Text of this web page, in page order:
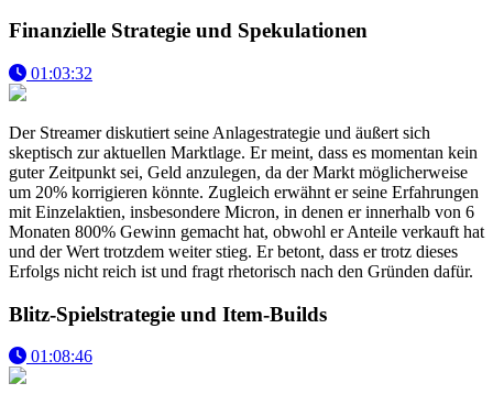
Finanzielle Strategie und Spekulationen
01:03:32
Der Streamer diskutiert seine Anlagestrategie und äußert sich
skeptisch zur aktuellen Marktlage. Er meint, dass es momentan kein
guter Zeitpunkt sei, Geld anzulegen, da der Markt möglicherweise
um 20% korrigieren könnte. Zugleich erwähnt er seine Erfahrungen
mit Einzelaktien, insbesondere Micron, in denen er innerhalb von 6
Monaten 800% Gewinn gemacht hat, obwohl er Anteile verkauft hat
und der Wert trotzdem weiter stieg. Er betont, dass er trotz dieses
Erfolgs nicht reich ist und fragt rhetorisch nach den Gründen dafür.
Blitz-Spielstrategie und Item-Builds
01:08:46